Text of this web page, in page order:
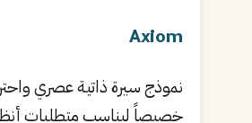
Axiom
نموذج سيرة ذاتية عصري
خصيصاً ليناسب متطلبات